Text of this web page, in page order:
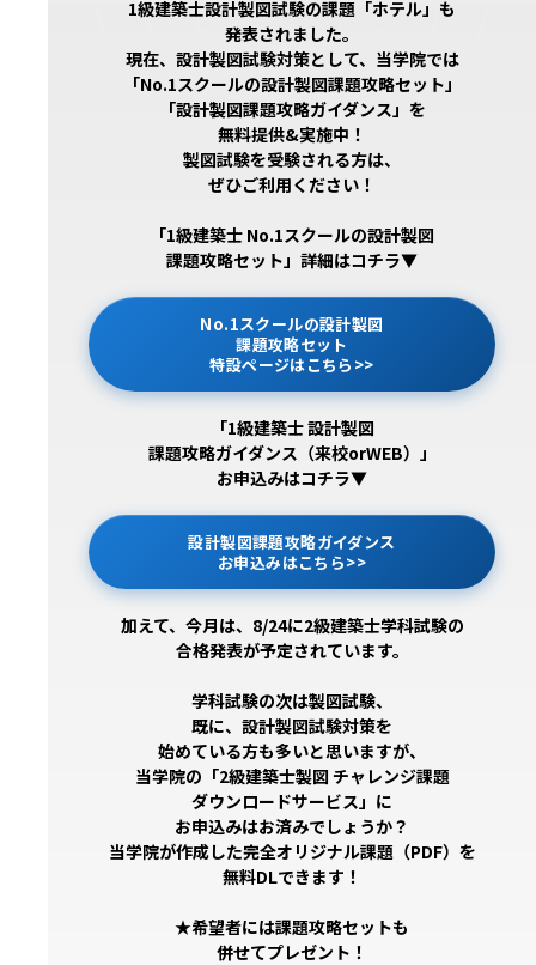
1級建築士設計製図試験の課題「ホテル」も
発表されました。
現在、設計製図試験対策として、当学院では
「No.1スクールの設計製図課題攻略セット」
「設計製図課題攻略ガイダンス」を
無料提供&実施中！
製図試験を受験される方は、
ぜひご利用ください！
「1級建築士 No.1スクールの設計製図
課題攻略セット」詳細はコチラ▼
No.1スクールの設計製図
課題攻略セット
特設ページはこちら>>
「1級建築士 設計製図
課題攻略ガイダンス（来校orWEB）」
お申込みはコチラ▼
設計製図課題攻略ガイダンス
お申込みはこちら>>
加えて、今月は、8/24に2級建築士学科試験の
合格発表が予定されています。
学科試験の次は製図試験、
既に、設計製図試験対策を
始めている方も多いと思いますが、
当学院の「2級建築士製図 チャレンジ課題
ダウンロードサービス」に
お申込みはお済みでしょうか？
当学院が作成した完全オリジナル課題（PDF）を
無料DLできます！
★希望者には課題攻略セットも
併せてプレゼント！